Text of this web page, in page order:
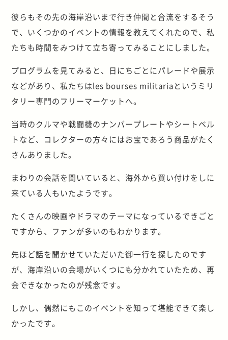
彼らもその先の海岸沿いまで行き仲間と合流をするそう
で、いくつかのイベントの情報を教えてくれたので、私
たちも時間をみつけて立ち寄ってみることにしました。
プログラムを見てみると、日にちごとにパレードや展示
などがあり、私たちはles bourses militariaというミリ
タリー専門のフリーマーケットへ。
当時のクルマや戦闘機のナンバープレートやシートベル
トなど、コレクターの方々にはお宝であろう商品がたく
さんありました。
まわりの会話を聞いていると、海外から買い付けをしに
来ている人もいたようです。
たくさんの映画やドラマのテーマになっているできごと
ですから、ファンが多いのもわかります。
先ほど話を聞かせていただいた御一行を探したのです
が、海岸沿いの会場がいくつにも分かれていたため、再
会できなかったのが残念です。
しかし、偶然にもこのイベントを知って堪能できて楽し
かったです。